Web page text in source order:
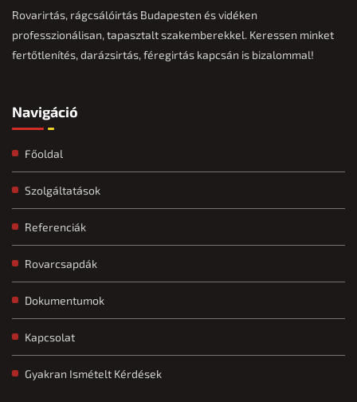
Rovarirtás, rágcsálóirtás Budapesten és vidéken
professzionálisan, tapasztalt szakemberekkel. Keressen minket
fertőtlenítés, darázsirtás, féregirtás kapcsán is bizalommal!
Navigáció
Főoldal
Szolgáltatások
Referenciák
Rovarcsapdák
Dokumentumok
Kapcsolat
Gyakran Ismételt Kérdések